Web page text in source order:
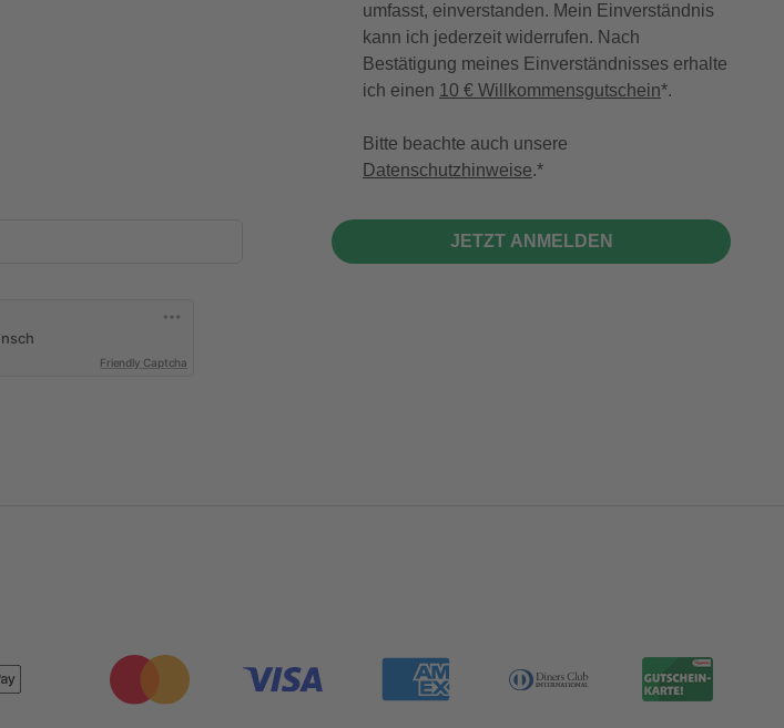
Friendly Captcha
umfasst, einverstanden. Mein Einverständnis
kann ich jederzeit widerrufen. Nach
Bestätigung meines Einverständnisses erhalte
ich einen 10 € Willkommensgutschein*.
Bitte beachte auch unsere
Datenschutzhinweise.
JETZT ANMELDEN